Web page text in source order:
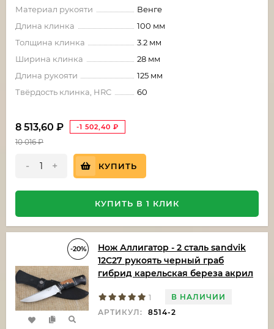
Материал рукояти
Венге
Длина клинка
100 мм
Толщина клинка
3.2 мм
Ширина клинка
28 мм
Длина рукояти
125 мм
Твёрдость клинка, HRC
60
8 513,60 ₽ -1 502,40 ₽
10 016₽
- + КУПИТЬ
КУПИТЬ В 1 КЛИК
-20%
Нож Аллигатор - 2 сталь sandvik
12C27 рукоять черный граб
гибрид карельская береза акрил
1
В НАЛИЧИИ
АРТИКУЛ:
8514-2